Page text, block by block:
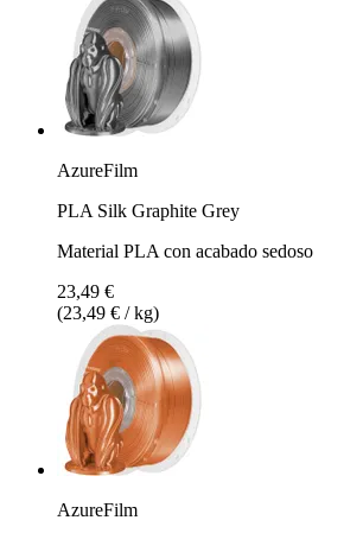
AzureFilm
PLA Silk Graphite Grey
Material PLA con acabado sedoso
23,49 €
(23,49 € / kg)
AzureFilm